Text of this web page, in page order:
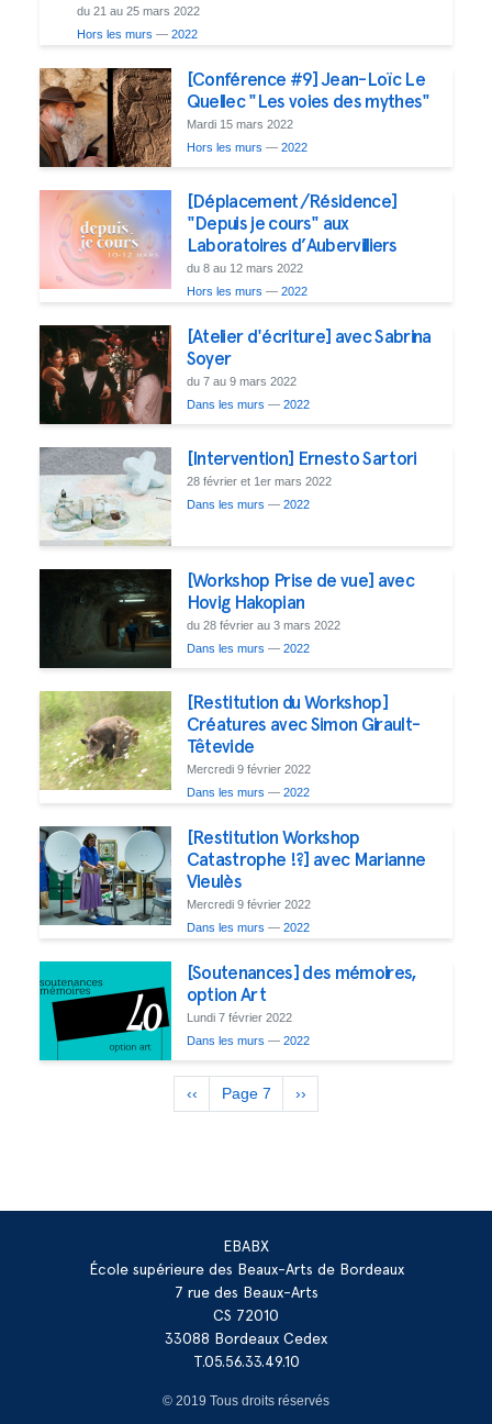
du 21 au 25 mars 2022
Hors les murs — 2022
[Conférence #9] Jean-Loïc Le
Quellec "Les voies des mythes"
Mardi 15 mars 2022
Hors les murs — 2022
[Déplacement/Résidence]
"Depuis je cours" aux
Laboratoires d’Aubervilliers
du 8 au 12 mars 2022
Hors les murs — 2022
[Atelier d'écriture] avec Sabrina
Soyer
du 7 au 9 mars 2022
Dans les murs — 2022
[Intervention] Ernesto Sartori
28 février et 1er mars 2022
Dans les murs — 2022
[Workshop Prise de vue] avec
Hovig Hakopian
du 28 février au 3 mars 2022
Dans les murs — 2022
[Restitution du Workshop]
Créatures avec Simon Girault-
Têtevide
Mercredi 9 février 2022
Dans les murs — 2022
[Restitution Workshop
Catastrophe !?] avec Marianne
Vieulès
Mercredi 9 février 2022
Dans les murs — 2022
[Soutenances] des mémoires,
option Art
Lundi 7 février 2022
Dans les murs — 2022
Pagination
Page
précédente
‹‹ Page 7
Page
suivante
››
EBABX
École supérieure des Beaux-Arts de Bordeaux
7 rue des Beaux-Arts
CS 72010
33088 Bordeaux Cedex
T.05.56.33.49.10
© 2019 Tous droits réservés